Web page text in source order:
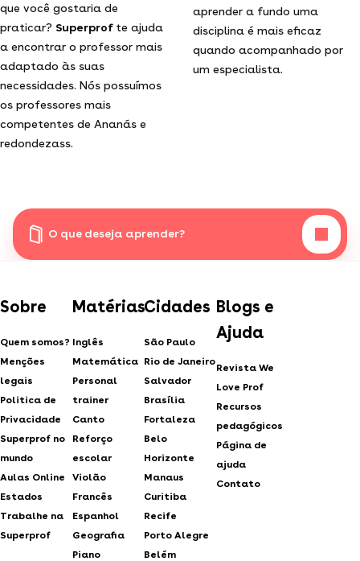
que você gostaria de
praticar? Superprof te ajuda
a encontrar o professor mais
adaptado às suas
necessidades. Nós possuímos
os professores mais
competentes de Ananás e
redondezass.
aprender a fundo uma
disciplina é mais eficaz
quando acompanhado por
um especialista.
O que deseja aprender?
Sobre
Quem somos?
Menções
legais
Politica de
Privacidade
Superprof no
mundo
Aulas Online
Estados
Trabalhe na
Superprof
Matérias
Inglês
Matemática
Personal
trainer
Canto
Reforço
escolar
Violão
Francês
Espanhol
Geografia
Piano
Cidades
São Paulo
Rio de Janeiro
Salvador
Brasília
Fortaleza
Belo
Horizonte
Manaus
Curitiba
Recife
Porto Alegre
Belém
Blogs e
Ajuda
Revista We
Love Prof
Recursos
pedagógicos
Página de
ajuda
Contato